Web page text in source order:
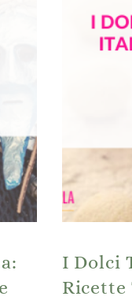
I Dolci
Ricette